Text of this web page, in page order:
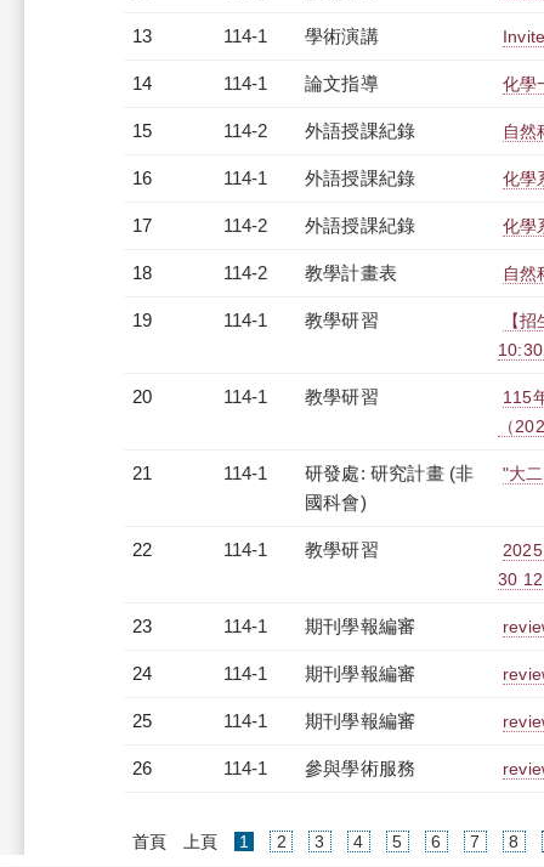
13 114-1 學術演講
14 114-1 論文指導 化學
15 114-2 外語授課紀錄 自然
16 114-1 外語授課紀錄 化學
17 114-2 外語授課紀錄 化學
18 114-2 教學計畫表 自然
19 114-1 教學研習
【
20 114-1 教學研習
115
（
21 114-1
研發處: 研究計畫 (非
國科會)
"大
22 114-1 教學研習
30
23 114-1 期刊學報編審
24 114-1 期刊學報編審
25 114-1 期刊學報編審
26 114-1 參與學術服務
首頁 上頁 1 (current)
2 3 4 5 6 7 8